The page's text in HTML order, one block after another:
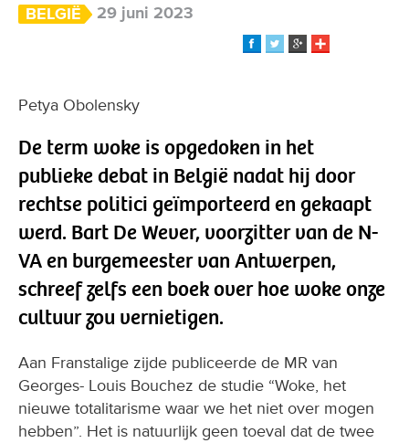
BELGIË 29 juni 2023
Petya Obolensky
De term woke is opgedoken in het
publieke debat in België nadat hij door
rechtse politici geïmporteerd en gekaapt
werd. Bart De Wever, voorzitter van de N-
VA en burgemeester van Antwerpen,
schreef zelfs een boek over hoe woke onze
cultuur zou vernietigen.
Aan Franstalige zijde publiceerde de MR van
Georges- Louis Bouchez de studie “Woke, het
nieuwe totalitarisme waar we het niet over mogen
hebben”. Het is natuurlijk geen toeval dat de twee